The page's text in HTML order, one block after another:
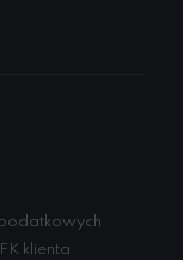
klienta